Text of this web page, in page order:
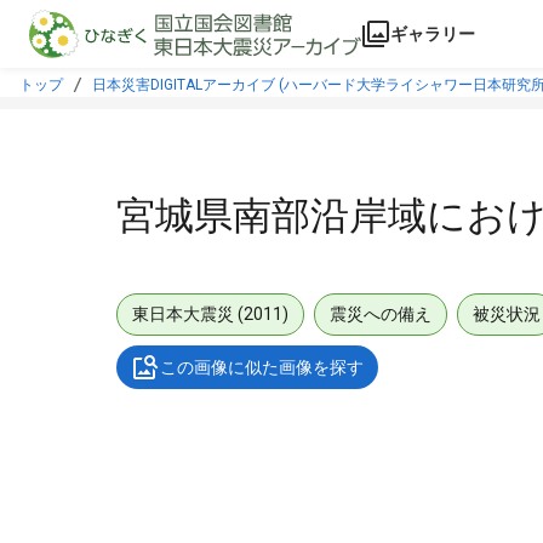
本文に飛ぶ
ギャラリー
トップ 日本災害DIGITALアーカイブ (ハーバード大学ライシャワー日本研究
宮城県南部沿岸域にお
東日本大震災 (2011) 震災への備え 被災状況
この画像に似た画像を探す